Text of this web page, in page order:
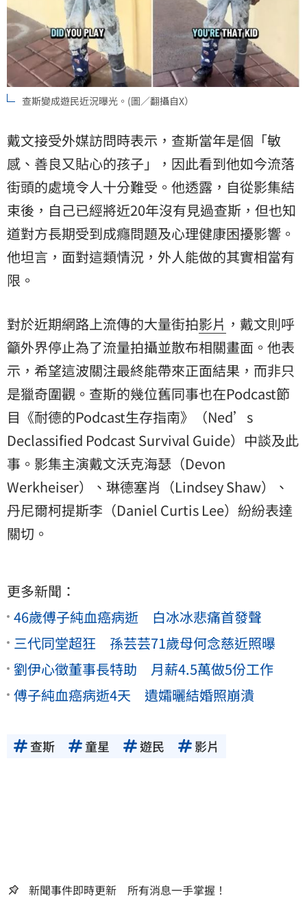
查斯變成遊民近況曝光。(圖／翻攝自X）
戴文接受外媒訪問時表示，查斯當年是個「敏
感、善良又貼心的孩子」，因此看到他如今流落
街頭的處境令人十分難受。他透露，自從影集結
束後，自己已經將近20年沒有見過查斯，但也知
道對方長期受到成癮問題及心理健康困擾影響。
他坦言，面對這類情況，外人能做的其實相當有
限。
對於近期網路上流傳的大量街拍影片 ，戴文則呼
籲外界停止為了流量拍攝並散布相關畫面。他表
示，希望這波關注最終能帶來正面結果，而非只
是獵奇圍觀。查斯的幾位舊同事也在Podcast節
目《耐德的Podcast生存指南》（Ned’s
Declassified Podcast Survival Guide）中談及此
事。影集主演戴文沃克海瑟（Devon
Werkheiser）、琳德塞肖（Lindsey Shaw）、
丹尼爾柯提斯李（Daniel Curtis Lee）紛紛表達
關切。
更多新聞：
46歲傅子純血癌病逝 白冰冰悲痛首發聲
三代同堂超狂 孫芸芸71歲母何念慈近照曝
劉伊心徵董事長特助 月薪4.5萬做5份工作
傅子純血癌病逝4天 遺孀曬結婚照崩潰
查斯 童星 遊民 影片
新聞事件即時更新 所有消息一手掌握！